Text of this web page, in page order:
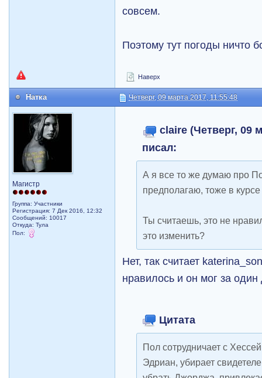
совсем.
Поэтому тут погоды ничто
Наверх
Натка Четверг, 09 марта 2017, 11:55:48
Магистр
Группа: Участники
Регистрация: 7 Дек 2016, 12:32
Сообщений: 10017
Откуда: Тула
Пол:
claire (Четверг, 09
писал:
А я все то же думаю про
предполагаю, тоже в курсе
Ты считаешь, это не
это изменить?
Нет, так считает
нравилось и он мог за
Цитата
Пол сотрудничает с
Эдриан, убирает